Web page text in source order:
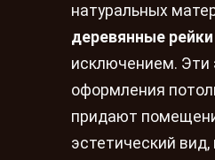
натуральных
деревянные рейки
исключением. Эти
оформления
придают
эстетический